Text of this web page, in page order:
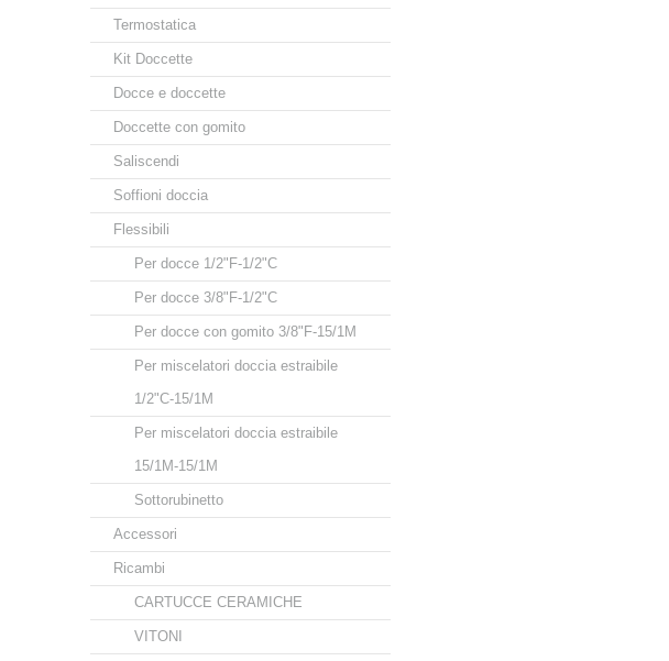
Termostatica
Kit Doccette
Docce e doccette
Doccette con gomito
Saliscendi
Soffioni doccia
Flessibili
Per docce 1/2"F-1/2"C
Per docce 3/8"F-1/2"C
Per docce con gomito 3/8"F-15/1M
Per miscelatori doccia estraibile
1/2"C-15/1M
Per miscelatori doccia estraibile
15/1M-15/1M
Sottorubinetto
Accessori
Ricambi
CARTUCCE CERAMICHE
VITONI